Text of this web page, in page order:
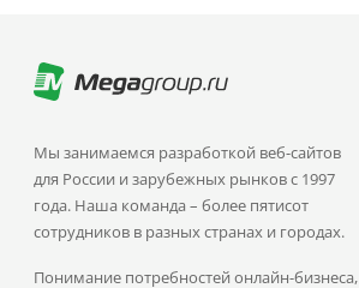
Мы занимаемся разработкой веб-сайтов
для России и зарубежных рынков с 1997
года. Наша команда – более пятисот
сотрудников в разных странах и городах.
Понимание потребностей онлайн-бизнеса,